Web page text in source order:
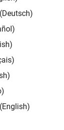
(Deutsch)
(English)